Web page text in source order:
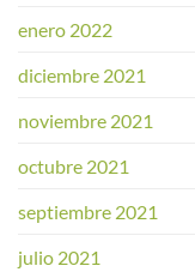
enero 2022
diciembre 2021
noviembre 2021
octubre 2021
septiembre 2021
julio 2021